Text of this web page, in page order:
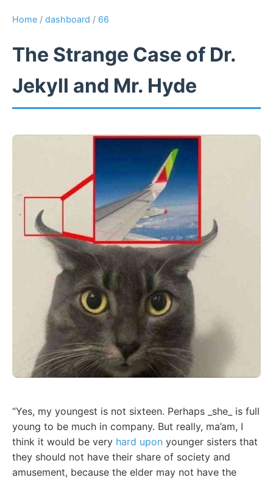
Home / dashboard / 66
The Strange Case of Dr.
Jekyll and Mr. Hyde
“Yes, my youngest is not sixteen. Perhaps _she_ is full
young to be much in company. But really, ma’am, I
think it would be very hard upon younger sisters that
they should not have their share of society and
amusement, because the elder may not have the